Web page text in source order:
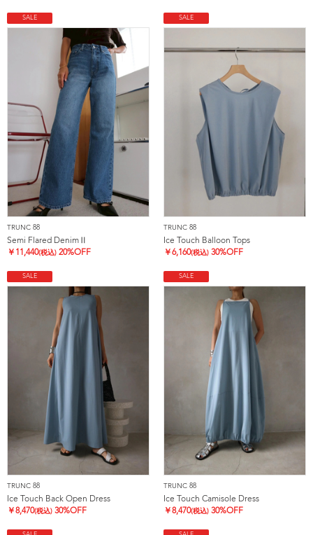
SALE
TRUNC 88
Semi Flared DenimⅡ
￥ 11,440(税込) 20%OFF
SALE
TRUNC 88
Ice Touch Balloon Tops
￥6,160(税込) 30%OFF
SALE
TRUNC 88
Ice Touch Back Open Dress
￥8,470(税込) 30%OFF
SALE
TRUNC 88
Ice Touch Camisole Dress
￥8,470(税込) 30%OFF